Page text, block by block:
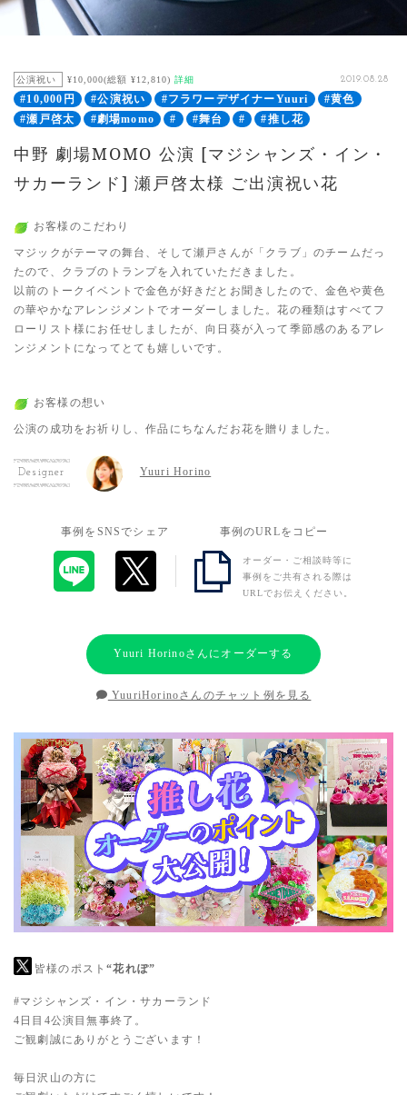
公演祝い ¥10,000(総額 ¥12,810) 詳細 2019.08.28
#10,000円 #公演祝い #フラワーデザイナーYuuri
#黄色
#瀬戸啓太
#劇場momo # #舞台 # #推し花
中野 劇場MOMO 公演 [マジシャンズ・イン・
サカーランド] 瀬戸啓太様 ご出演祝い花
お客様のこだわり
マジックがテーマの舞台、そして瀬戸さんが「クラブ」のチームだっ
たので、クラブのトランプを入れていただきました。
以前のトークイベントで金色が好きだとお聞きしたので、金色や黄色
の華やかなアレンジメントでオーダーしました。花の種類はすべてフ
ローリスト様にお任せしましたが、向日葵が入って季節感のあるアレ
ンジメントになってとても嬉しいです。
お客様の想い
公演の成功をお祈りし、作品にちなんだお花を贈りました。
Designer Yuuri Horino
事例をSNSでシェア 事例のURLをコピー
オーダー・ご相談時等に
事例をご共有される際は
URLでお伝えください。
Yuuri Horinoさんにオーダーする
YuuriHorinoさんのチャット例を見る
皆様のポスト“花れぽ”
#マジシャンズ・イン・サカーランド
4日目4公演目無事終了。
ご観劇誠にありがとうございます！
毎日沢山の方に